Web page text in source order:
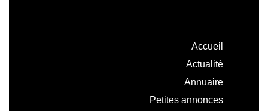
Accueil
Actualité
Annuaire
Petites annonces